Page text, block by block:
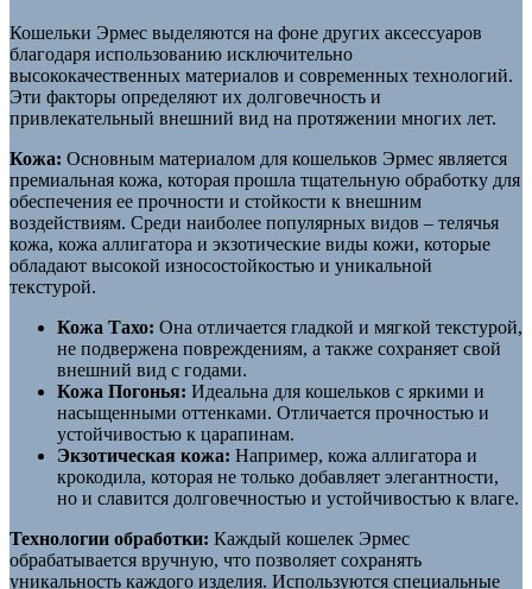
Кошельки Эрмес выделяются на фоне других аксессуаров
благодаря использованию исключительно
высококачественных материалов и современных технологий.
Эти факторы определяют их долговечность и
привлекательный внешний вид на протяжении многих лет.
Кожа: Основным материалом для кошельков Эрмес является
премиальная кожа, которая прошла тщательную обработку для
обеспечения ее прочности и стойкости к внешним
воздействиям. Среди наиболее популярных видов – телячья
кожа, кожа аллигатора и экзотические виды кожи, которые
обладают высокой износостойкостью и уникальной
текстурой.
Кожа Тахо: Она отличается гладкой и мягкой текстурой,
не подвержена повреждениям, а также сохраняет свой
внешний вид с годами.
Кожа Погонья: Идеальна для кошельков с яркими и
насыщенными оттенками. Отличается прочностью и
устойчивостью к царапинам.
Экзотическая кожа: Например, кожа аллигатора и
крокодила, которая не только добавляет элегантности,
но и славится долговечностью и устойчивостью к влаге.
Технологии обработки: Каждый кошелек Эрмес
обрабатывается вручную, что позволяет сохранять
уникальность каждого изделия. Используются специальные